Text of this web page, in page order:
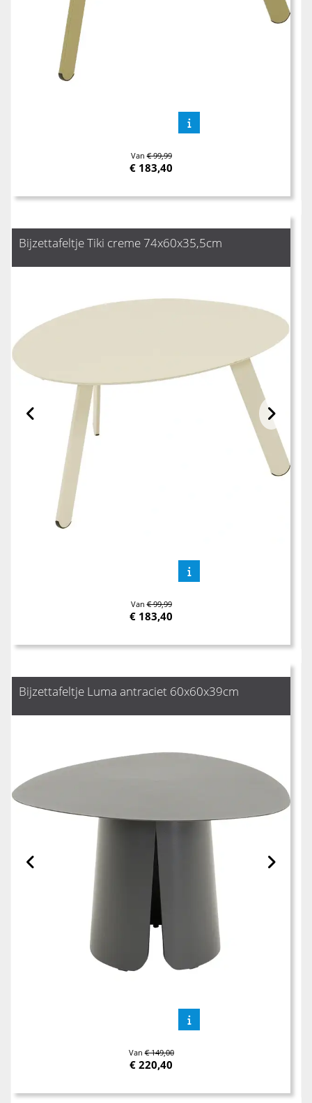
Van€ 99,99
€ 183,40
Bijzettafeltje Tiki creme 74x60x35,5cm
Van€ 99,99
€ 183,40
Bijzettafeltje Luma antraciet 60x60x39cm
Van€ 149,00
€ 220,40